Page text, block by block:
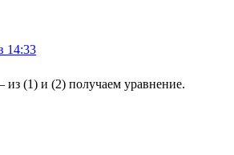
14:33
из (1) и (2) получаем уравнение.